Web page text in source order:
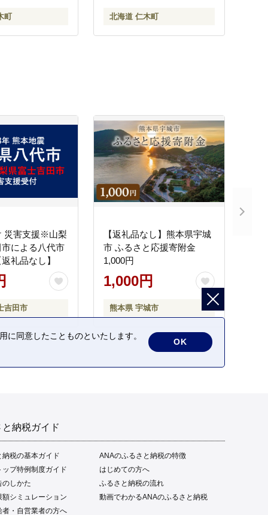
町 北海道 仁木町
災害支援※山梨
による八代市
礼品なし】
吉田市
【返礼品なし】熊本県宇城
市 ふるさと応援寄附金
1,000円
1,000円
熊本県 宇城市
納税ガイド
納税の基本ガイド
ANAのふるさと納税の特徴
ップ特例制度ガイド
はじめての方へ
のしかた
ふるさと納税の流れ
額シミュレーション
動画でわかるANAのふるさと納税
者・自営業者の方へ
同意したことものといたします。
OK